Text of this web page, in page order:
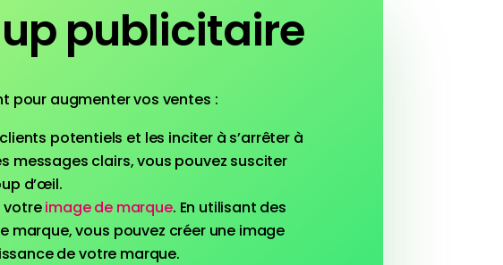
publicitaire
pour augmenter vos ventes :
potentiels et les inciter à s’arrêter à
messages clairs, vous pouvez susciter
d’œil.
votreimage de marque. En utilisant des
vous pouvez créer une image
de votre marque.